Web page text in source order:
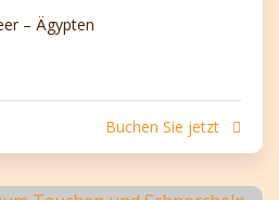
– Ägypten
Buchen Sie jetzt